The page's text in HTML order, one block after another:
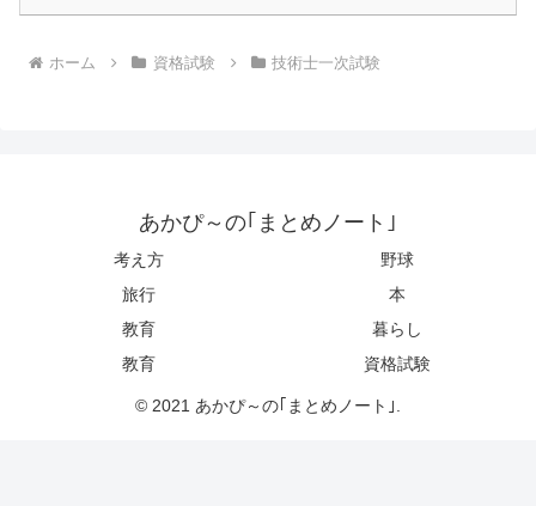
ホーム 資格試験 技術士一次試験
あかぴ～の｢まとめノート｣
考え方
野球
旅行
本
教育
暮らし
教育
資格試験
© 2021 あかぴ～の｢まとめノート｣.